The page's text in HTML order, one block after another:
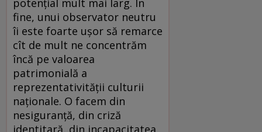
potenţial mult mai larg. În
fine, unui observator neutru
îi este foarte uşor să remarce
cît de mult ne concentrăm
încă pe valoarea
patrimonială a
reprezentativităţii culturii
naţionale. O facem din
nesiguranţă, din criză
identitară, din incapacitatea